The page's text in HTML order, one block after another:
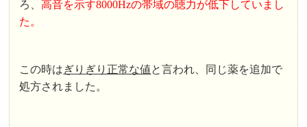
ろ、高音を示す8000Hzの帯域の聴力が低下していまし
た。
この時はぎりぎり正常な値と言われ、同じ薬を追加で
処方されました。